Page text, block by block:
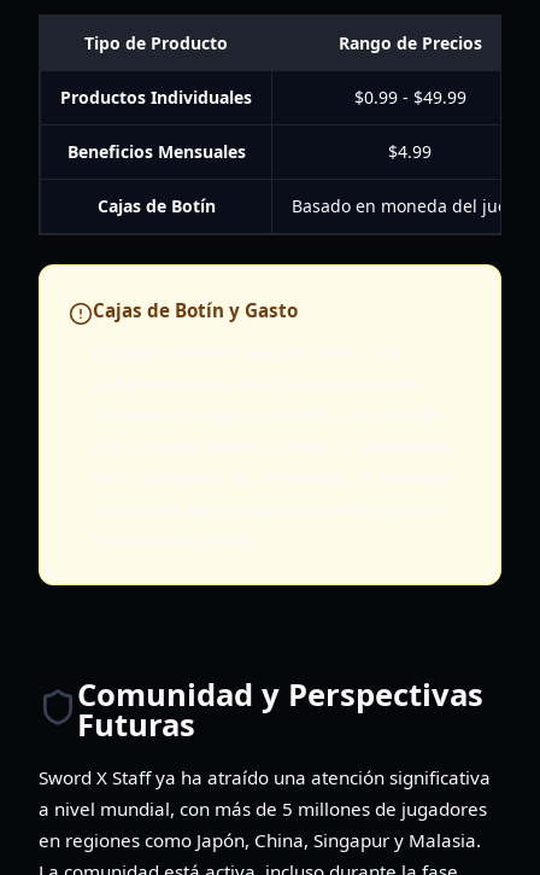
Tipo de Producto Rango de Precios
Productos Individuales $0.99 - $49.99
Beneficios Mensuales $4.99
Cajas de Botín Basado en moneda del juego
Cajas de Botín y Gasto
Comunidad y Perspectivas
Futuras
Sword X Staff ya ha atraído una atención significativa
a nivel mundial, con más de 5 millones de jugadores
en regiones como Japón, China, Singapur y Malasia.